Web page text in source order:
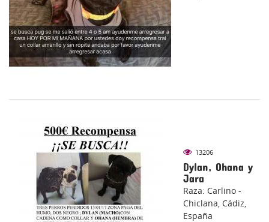
13206
Dylan, Ohana y
Jara
Raza: Carlino -
Chiclana, Cádiz,
España